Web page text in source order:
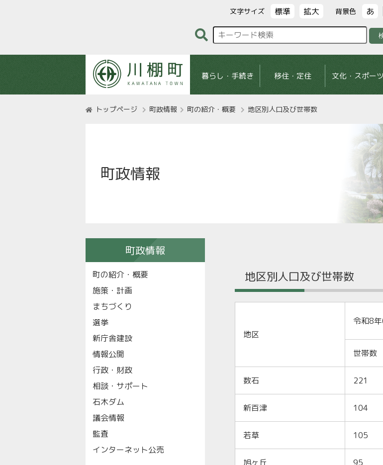
文字サイズ 標準 拡大 背景色 あ
暮らし・手続き 移住・定住 文化・スポーツ
トップページ 町政情報 町の紹介・概要 地区別人口及び世帯数
町政情報
地区別人口及び世帯数
地区
令和8
世帯数
数石 221
新百津 104
若草 105
旭ヶ丘 95
町政情報
町の紹介・概要
施策・計画
まちづくり
選挙
新庁舎建設
情報公開
行政・財政
相談・サポート
石木ダム
議会情報
監査
インターネット公売